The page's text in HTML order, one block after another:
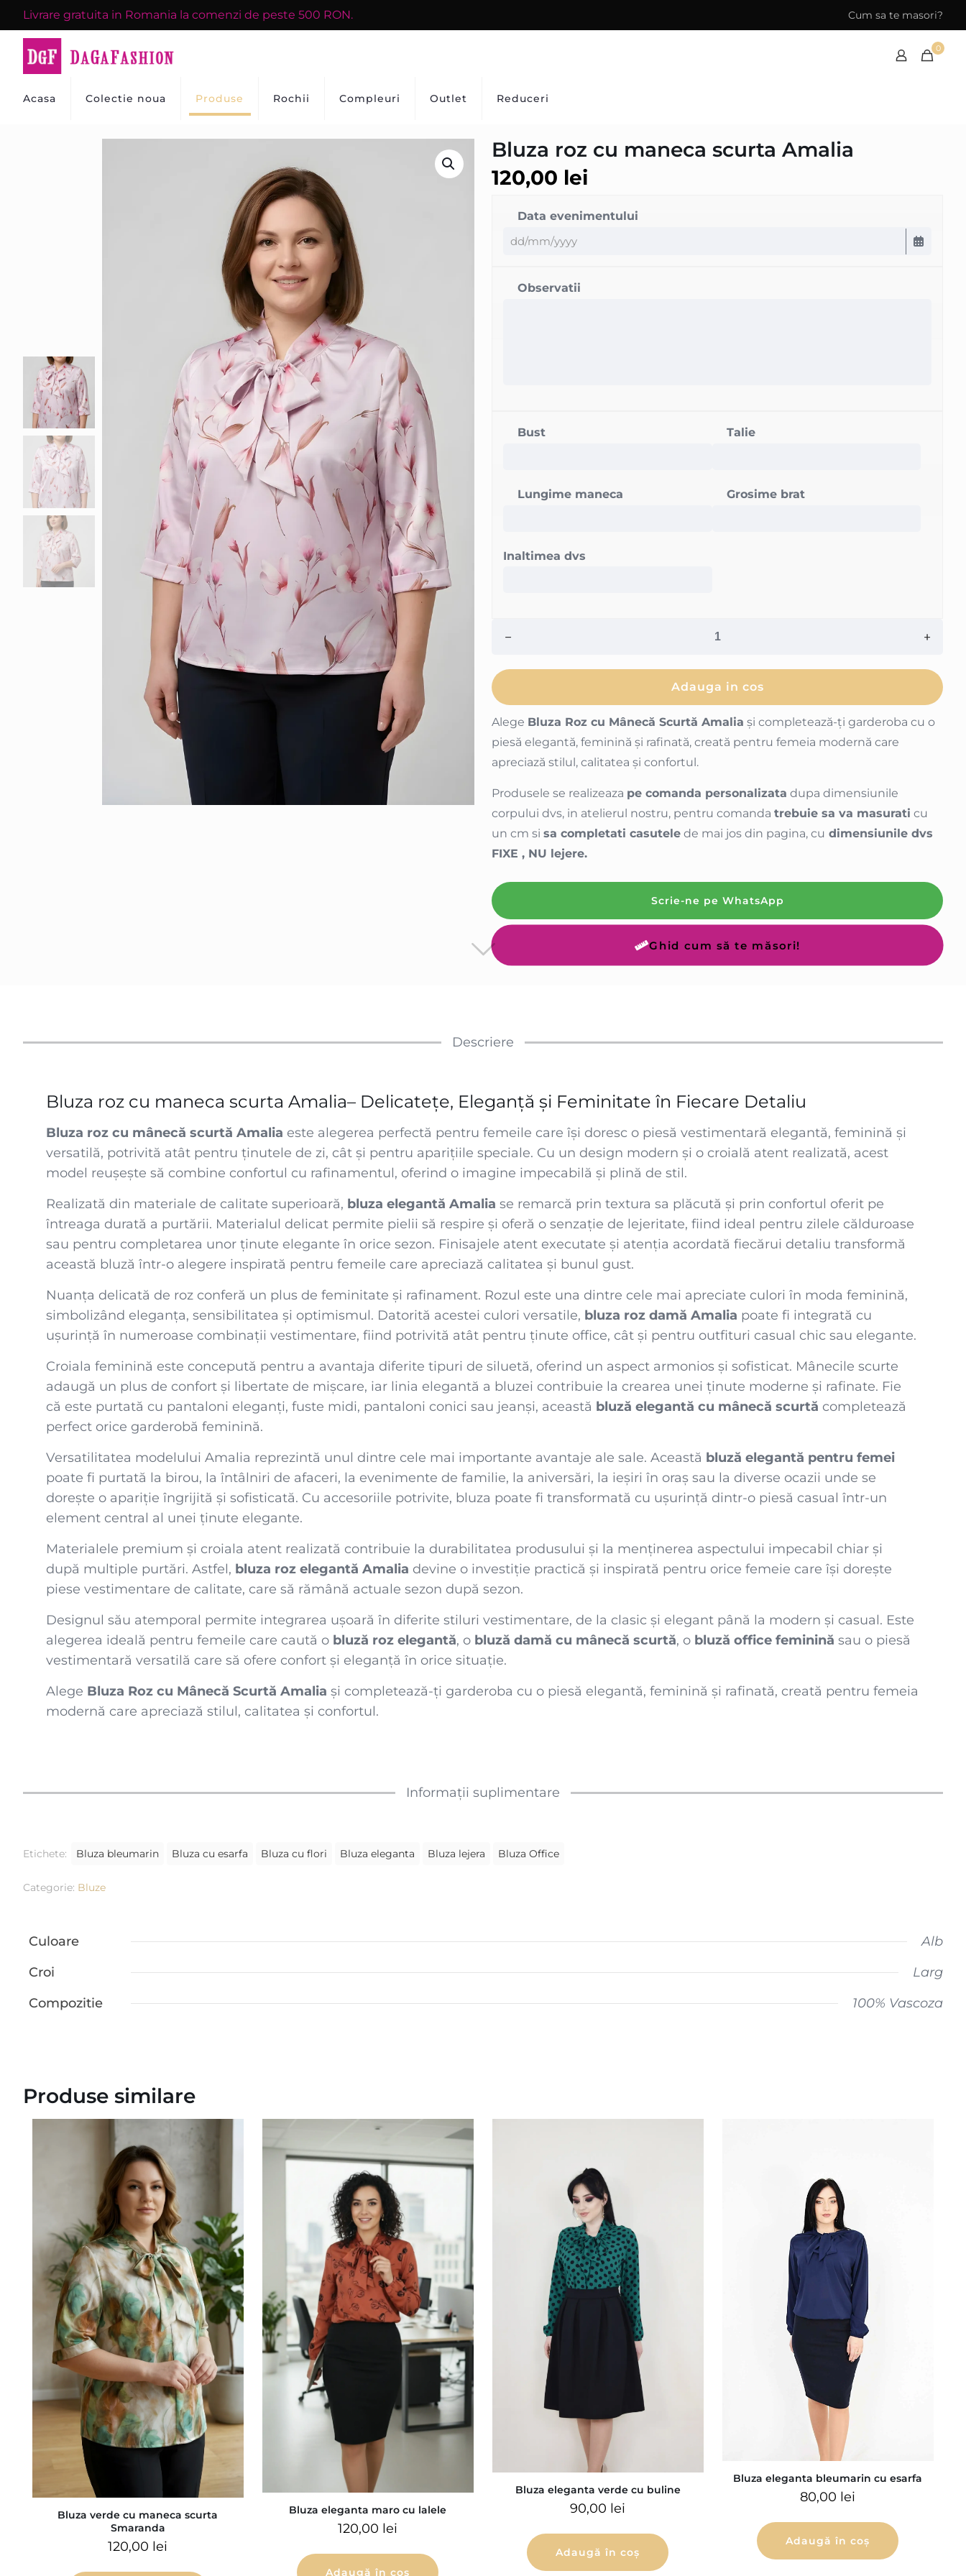
Livrare gratuita in Romania la comenzi de peste 500 RON. Cum sa te masori?
0
Acasa Colectie noua Produse Rochii Compleuri Outlet Reduceri
Bluza roz cu maneca scurta Amalia
120,00 lei
Data evenimentului
Observatii
Bust Talie
Lungime maneca Grosime brat
Inaltimea dvs
Adauga in cos
Alege Bluza Roz cu Mânecă Scurtă Amalia și completează-ți garderoba cu o
piesă elegantă, feminină și rafinată, creată pentru femeia modernă care
apreciază stilul, calitatea și confortul.
Produsele se realizeaza pe comanda personalizata dupa dimensiunile
corpului dvs, in atelierul nostru, pentru comanda trebuie sa va masurati cu
un cm si sa completati casutele de mai jos din pagina, cu dimensiunile dvs
FIXE , NU lejere.
Scrie-ne pe WhatsApp
Ghid cum să te măsori!
Descriere
Bluza roz cu maneca scurta Amalia– Delicatețe, Eleganță și Feminitate în Fiecare Detaliu
Bluza roz cu mânecă scurtă Amalia este alegerea perfectă pentru femeile care își doresc o piesă vestimentară elegantă, feminină și
versatilă, potrivită atât pentru ținutele de zi, cât și pentru aparițiile speciale. Cu un design modern și o croială atent realizată, acest
model reușește să combine confortul cu rafinamentul, oferind o imagine impecabilă și plină de stil.
Realizată din materiale de calitate superioară, bluza elegantă Amalia se remarcă prin textura sa plăcută și prin confortul oferit pe
întreaga durată a purtării. Materialul delicat permite pielii să respire și oferă o senzație de lejeritate, fiind ideal pentru zilele călduroase
sau pentru completarea unor ținute elegante în orice sezon. Finisajele atent executate și atenția acordată fiecărui detaliu transformă
această bluză într-o alegere inspirată pentru femeile care apreciază calitatea și bunul gust.
Nuanța delicată de roz conferă un plus de feminitate și rafinament. Rozul este una dintre cele mai apreciate culori în moda feminină,
simbolizând eleganța, sensibilitatea și optimismul. Datorită acestei culori versatile, bluza roz damă Amalia poate fi integrată cu
ușurință în numeroase combinații vestimentare, fiind potrivită atât pentru ținute office, cât și pentru outfituri casual chic sau elegante.
Croiala feminină este concepută pentru a avantaja diferite tipuri de siluetă, oferind un aspect armonios și sofisticat. Mânecile scurte
adaugă un plus de confort și libertate de mișcare, iar linia elegantă a bluzei contribuie la crearea unei ținute moderne și rafinate. Fie
că este purtată cu pantaloni eleganți, fuste midi, pantaloni conici sau jeanși, această bluză elegantă cu mânecă scurtă completează
perfect orice garderobă feminină.
Versatilitatea modelului Amalia reprezintă unul dintre cele mai importante avantaje ale sale. Această bluză elegantă pentru femei
poate fi purtată la birou, la întâlniri de afaceri, la evenimente de familie, la aniversări, la ieșiri în oraș sau la diverse ocazii unde se
dorește o apariție îngrijită și sofisticată. Cu accesoriile potrivite, bluza poate fi transformată cu ușurință dintr-o piesă casual într-un
element central al unei ținute elegante.
Materialele premium și croiala atent realizată contribuie la durabilitatea produsului și la menținerea aspectului impecabil chiar și
după multiple purtări. Astfel, bluza roz elegantă Amalia devine o investiție practică și inspirată pentru orice femeie care își dorește
piese vestimentare de calitate, care să rămână actuale sezon după sezon.
Designul său atemporal permite integrarea ușoară în diferite stiluri vestimentare, de la clasic și elegant până la modern și casual. Este
alegerea ideală pentru femeile care caută o bluză roz elegantă, o bluză damă cu mânecă scurtă, o bluză office feminină sau o piesă
vestimentară versatilă care să ofere confort și eleganță în orice situație.
Alege Bluza Roz cu Mânecă Scurtă Amalia și completează-ți garderoba cu o piesă elegantă, feminină și rafinată, creată pentru femeia
modernă care apreciază stilul, calitatea și confortul.
Informații suplimentare
Etichete: Bluza bleumarin Bluza cu esarfa Bluza cu flori Bluza eleganta Bluza lejera Bluza Office
Categorie: Bluze
Culoare
Alb
Croi
Larg
Compozitie
100% Vascoza
Produse similare
Bluza verde cu maneca scurta
Smaranda
120,00 lei
Bluza eleganta maro cu lalele
120,00 lei
Adaugă în coș
Bluza eleganta verde cu buline
90,00 lei
Adaugă în coș
Bluza eleganta bleumarin cu esarfa
80,00 lei
Adaugă în coș